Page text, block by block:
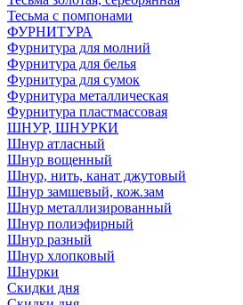
Тесьма с помпонами
ФУРНИТУРА
Фурнитура для молний
Фурнитура для белья
Фурнитура для сумок
Фурнитура металлическая
Фурнитура пластмассовая
ШНУР, ШНУРКИ
Шнур атласный
Шнур вощенный
Шнур, нить, канат джутовый
Шнур замшевый, кож.зам
Шнур металлизированный
Шнур полиэфирный
Шнур разный
Шнур хлопковый
Шнурки
Скидки дня